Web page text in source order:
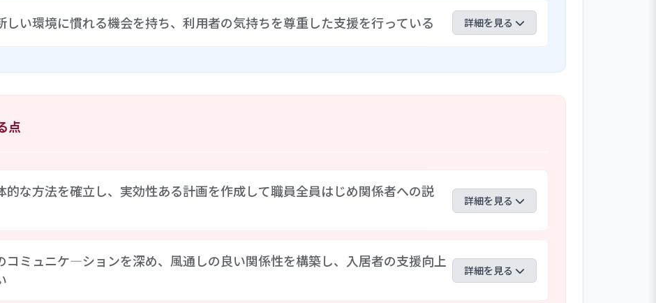
個別記録に詳細に記録されている。歯磨き支援で「できたね」の声掛け後、ニコニコした笑顔と「頑張っ
予備マスクがポケットにシワシワでポーチを出してもらい入れる声掛け、折り紙買いに行きたいとの声に
」との声掛け等、利用者の様子、言葉、支援方法、声掛けの言葉、その後の表情や反応まで、詳細に記録
しい環境に慣れる機会を持ち、利用者の気持ちを尊重した支援を行っている 詳細を見る
本人のやりたいことや行きたいところなどの希望等を丁寧に聞き取って記録している。この「体験入所」
点
的な方法を確立し、実効性ある計画を作成して職員全員はじめ関係者への説
詳細を見る
防止に努めている。ただ、ＢＣＰに関しては現在現実的な運用方法が確定しておらずうまく機能していな
は、現実的な運用が可能かつ一体的な統括的消防防災計画の策定が必要と考えている。そのうえで、入居
コミュニケ―ションを深め、風通しの良い関係性を構築し、入居者の支援向上
詳細を見る